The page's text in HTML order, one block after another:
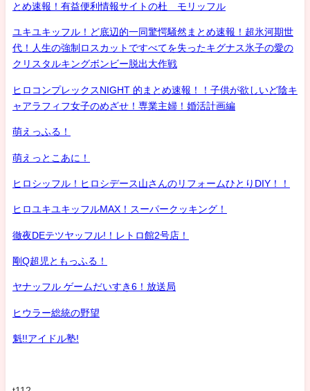
とめ速報！有益便利情報サイトの杜 モリッフル
ユキユキッフル！ど底辺的一同驚愕騒然まとめ速報！超氷河期世
代！人生の強制ロスカットですべてを失ったキグナス氷子の愛の
クリスタルキングボンビー脱出大作戦
ヒロコンプレックスNIGHT 的まとめ速報！！子供が欲しいど陰キ
ャアラフィフ女子のめざせ！専業主婦！婚活計画編
萌えっふる！
萌えっとこあに！
ヒロシッフル！ヒロシデース山さんのリフォームひとりDIY！！
ヒロユキユキッフルMAX！スーパークッキング！
徹夜DEテツヤッフル!！レトロ館2号店！
剛Q超児ともっふる！
ヤナッフル ゲームだいすき6！放送局
ヒウラー総統の野望
魁!!アイドル塾!